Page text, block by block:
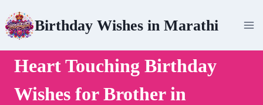
to
content
Birthday Wishes in Marathi
Heart Touching Birthday
Wishes for Brother in